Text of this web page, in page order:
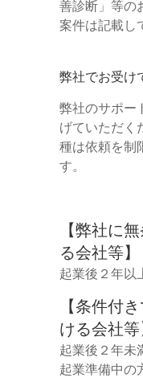
善診断」等の
案件は記載し
弊社でお受け
弊社のサポー
げていただく
種は依頼を制
す。
【弊社に
る会社等】
起業後２年以
【条件付
ける会社等
起業後２年未
起業準備中の